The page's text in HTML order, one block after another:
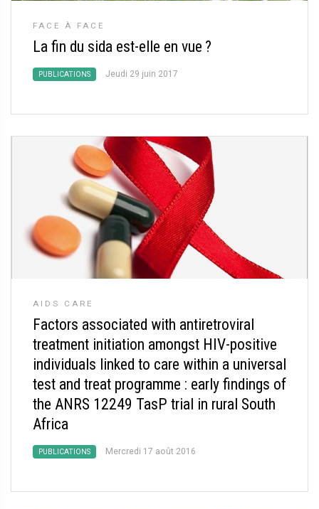
FACE À FACE
La fin du sida est-elle en vue ?
PUBLICATIONS Jeudi 29 juin 2017
AIDS CARE
Factors associated with antiretroviral
treatment initiation amongst HIV-positive
individuals linked to care within a universal
test and treat programme : early findings of
the ANRS 12249 TasP trial in rural South
Africa
PUBLICATIONS Mercredi 17 août 2016